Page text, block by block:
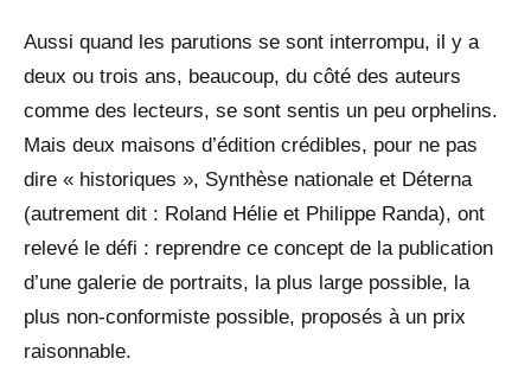
Aussi quand les parutions se sont interrompu, il y a
deux ou trois ans, beaucoup, du côté des auteurs
comme des lecteurs, se sont sentis un peu orphelins.
Mais deux maisons d’édition crédibles, pour ne pas
dire « historiques », Synthèse nationale et Déterna
(autrement dit : Roland Hélie et Philippe Randa), ont
relevé le défi : reprendre ce concept de la publication
d’une galerie de portraits, la plus large possible, la
plus non-conformiste possible, proposés à un prix
raisonnable.